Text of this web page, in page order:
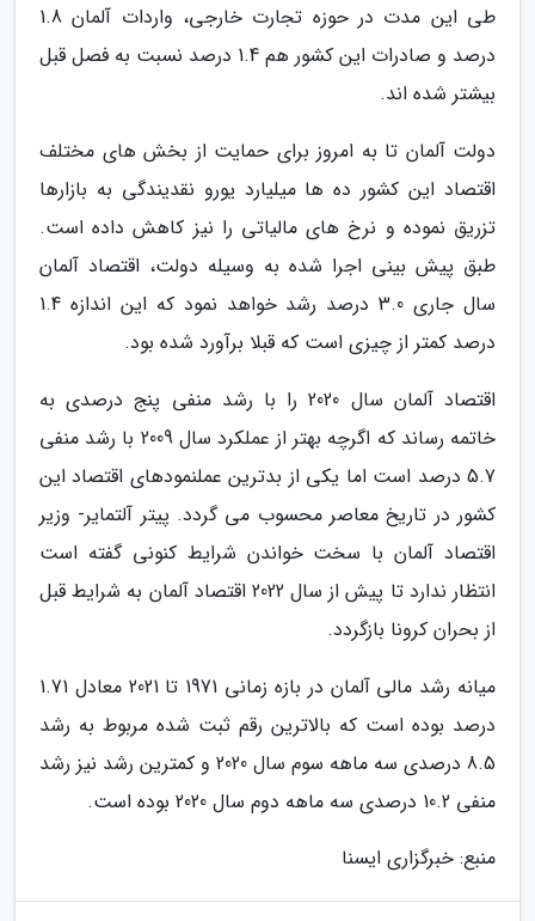
طی این مدت در حوزه تجارت خارجی، واردات آلمان 1.8
درصد و صادرات این کشور هم 1.4 درصد نسبت به فصل قبل
بیشتر شده اند.
دولت آلمان تا به امروز برای حمایت از بخش های مختلف
اقتصاد این کشور ده ها میلیارد یورو نقدیندگی به بازارها
تزریق نموده و نرخ های مالیاتی را نیز کاهش داده است.
طبق پیش بینی اجرا شده به وسیله دولت، اقتصاد آلمان
سال جاری 3.0 درصد رشد خواهد نمود که این اندازه 1.4
درصد کمتر از چیزی است که قبلا برآورد شده بود.
اقتصاد آلمان سال 2020 را با رشد منفی پنج درصدی به
خاتمه رساند که اگرچه بهتر از عملکرد سال 2009 با رشد منفی
5.7 درصد است اما یکی از بدترین عملنمودهای اقتصاد این
کشور در تاریخ معاصر محسوب می گردد. پیتر آلتمایر- وزیر
اقتصاد آلمان با سخت خواندن شرایط کنونی گفته است
انتظار ندارد تا پیش از سال 2022 اقتصاد آلمان به شرایط قبل
از بحران کرونا بازگردد.
میانه رشد مالی آلمان در بازه زمانی 1971 تا 2021 معادل 1.71
درصد بوده است که بالاترین رقم ثبت شده مربوط به رشد
8.5 درصدی سه ماهه سوم سال 2020 و کمترین رشد نیز رشد
منفی 10.2 درصدی سه ماهه دوم سال 2020 بوده است.
منبع: خبرگزاری ایسنا